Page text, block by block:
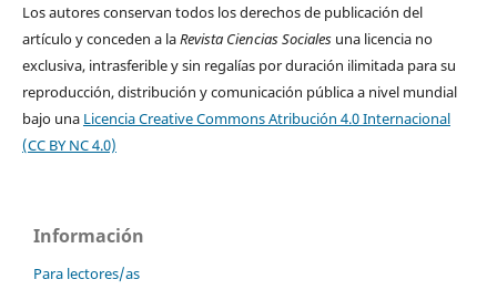
Los autores conservan todos los derechos de publicación del
artículo y conceden a laRevista Ciencias Socialesuna licencia no
exclusiva, intrasferible y sin regalías por duración ilimitada para su
reproducción, distribución y comunicación pública a nivel mundial
bajo una Licencia Creative Commons Atribución 4.0 Internacional
(CC BY NC 4.0)
Información
Para lectores/as